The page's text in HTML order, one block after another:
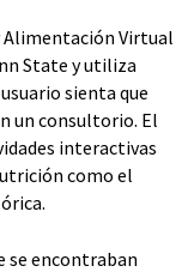
Alimentación Virtual
State y utiliza
sienta que
un consultorio. El
interactivas
como el
se encontraban